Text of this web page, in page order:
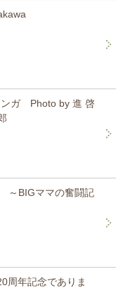
ンガ Photo by 進 啓
～BIGママの奮闘記
年記念でありま